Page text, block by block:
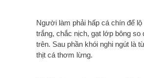
Người làm phải hấp cá chín để lộ
trắng, chắc nịch, gạt lớp bông so
trên. Sau phần khói nghi ngút là
thịt cá thơm lừng.